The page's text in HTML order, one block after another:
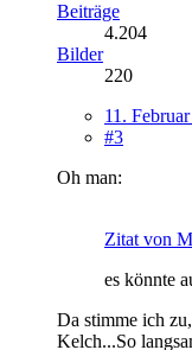
Beiträge
4.204
Bilder
220
11.
#3
Oh man:
Zitat von
es könnte
Da stimme ich
Kelch...So